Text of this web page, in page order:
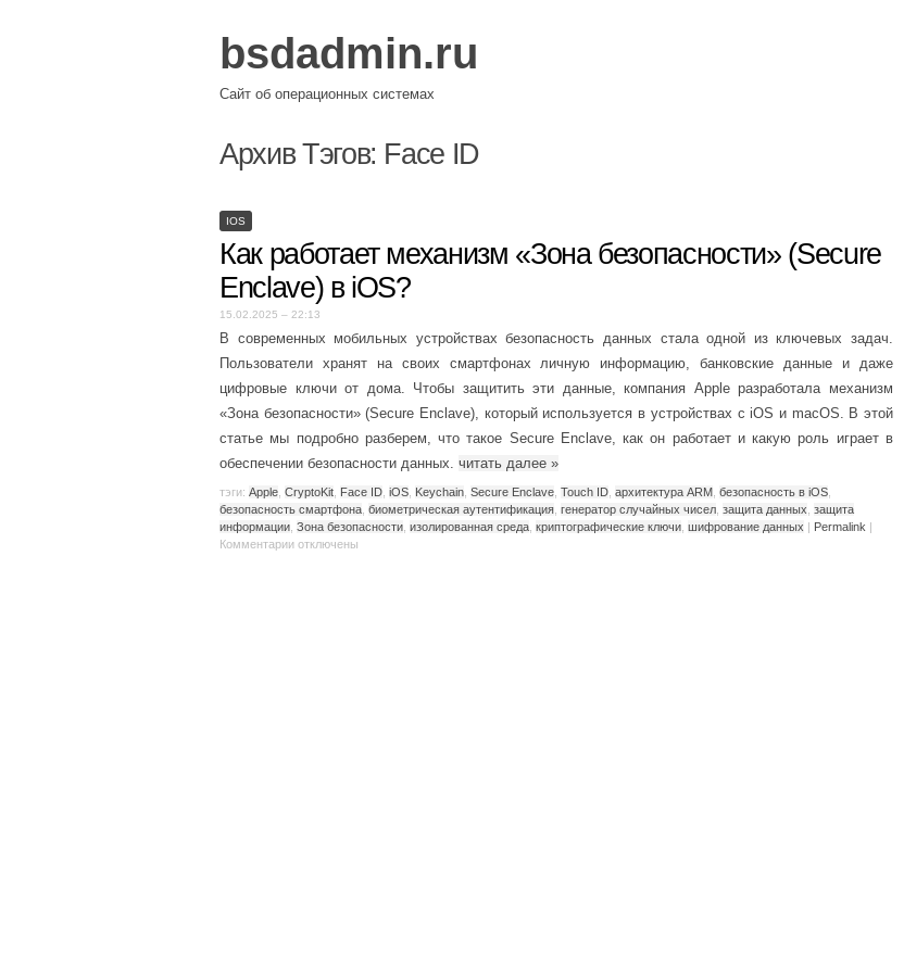
bsdadmin.ru
Сайт об операционных системах
Архив Тэгов: Face ID
IOS
Как работает механизм «Зона безопасности» (Secure
Enclave) в iOS?
15.02.2025 – 22:13
В современных мобильных устройствах безопасность данных стала одной из ключевых задач.
Пользователи хранят на своих смартфонах личную информацию, банковские данные и даже
цифровые ключи от дома. Чтобы защитить эти данные, компания Apple разработала механизм
«Зона безопасности» (Secure Enclave), который используется в устройствах с iOS и macOS. В этой
статье мы подробно разберем, что такое Secure Enclave, как он работает и какую роль играет в
обеспечении безопасности данных. читать далее »
тэги: Apple CryptoKit Face ID iOS Keychain Secure Enclave Touch ID архитектура ARM безопасность в iOS
безопасность смартфона биометрическая аутентификация генератор случайных чисел защита данных защита
информации Зона безопасности изолированная среда криптографические ключи шифрование данных | Permalink |
Комментарии отключены